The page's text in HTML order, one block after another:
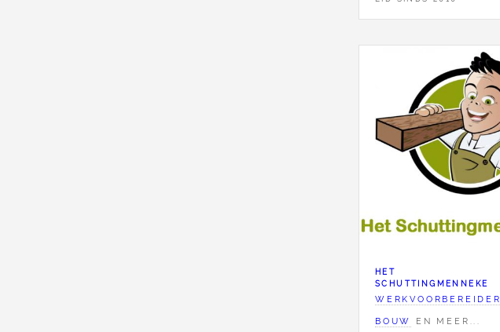
HET
SCHUTTINGMENNEKE
WERKVOORBEREIDER
BOUW
EN MEER...